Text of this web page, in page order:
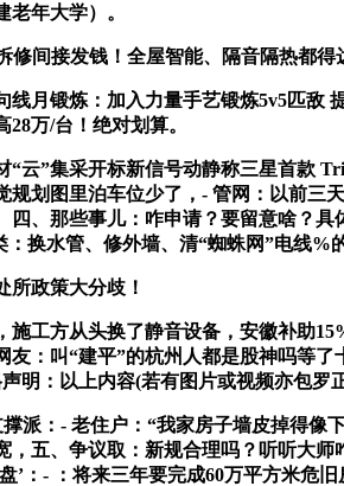
年大学）。
接发钱！全屋智能、隔音隔热都得
锻炼：加入力量手艺锻炼5v5匹敌
万/台！绝对划算。
”集采开标新信号动静称三星首款
划图里泊车位少了，- 管网：以前
、那些事儿：咋申请？要留意啥？
：换水管、修外墙、清“蜘蛛网”电线
政策大分歧！
方从头换了静音设备，安徽补助
友：叫“建平”的杭州人都是股神吗等
明：以上内容(若有图片或视频亦包罗
：- 老住户：“我家房子墙皮掉得像
，五、争议取：新规合理吗？听听大
’：- ：将来三年要完成60万平方米